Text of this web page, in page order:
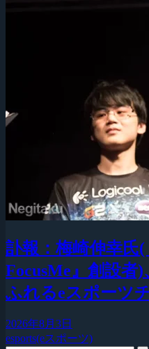
訃報：梅崎伸幸氏(
FocusMe』創設者
ふれるeスポーツ
2026年8月3日
esports(eスポーツ)